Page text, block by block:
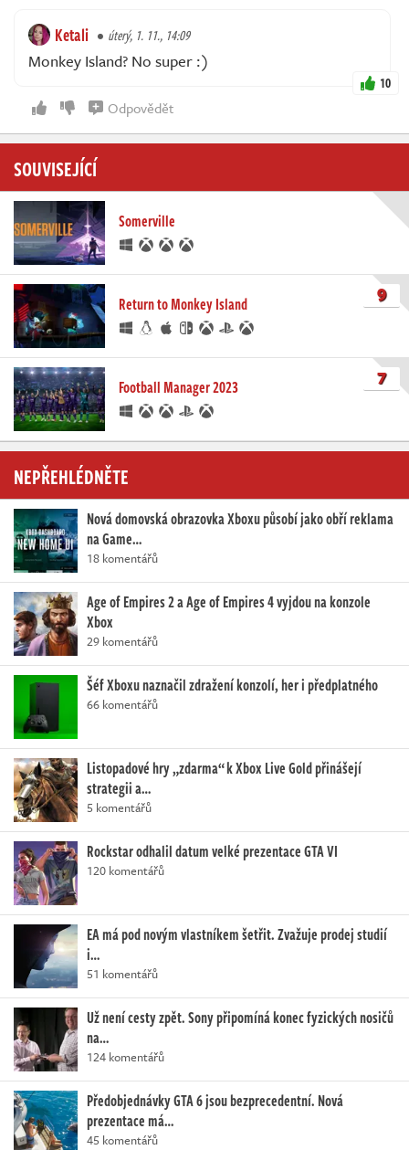
Ketali úterý, 1. 11., 14:09
Monkey Island? No super :)
10
Odpovědět
SOUVISEJÍCÍ
Somerville
Return to Monkey Island 9
Football Manager 2023 7
NEPŘEHLÉDNĚTE
Nová domovská obrazovka Xboxu působí jako obří reklama
na Game…
18 komentářů
Age of Empires 2 a Age of Empires 4 vyjdou na konzole
Xbox
29 komentářů
Šéf Xboxu naznačil zdražení konzolí, her i předplatného
66 komentářů
Listopadové hry „zdarma“ k Xbox Live Gold přinášejí
strategii a…
5 komentářů
Rockstar odhalil datum velké prezentace GTA VI
120 komentářů
EA má pod novým vlastníkem šetřit. Zvažuje prodej studií
i…
51 komentářů
Už není cesty zpět. Sony připomíná konec fyzických nosičů
na…
124 komentářů
Předobjednávky GTA 6 jsou bezprecedentní. Nová
prezentace má…
45 komentářů